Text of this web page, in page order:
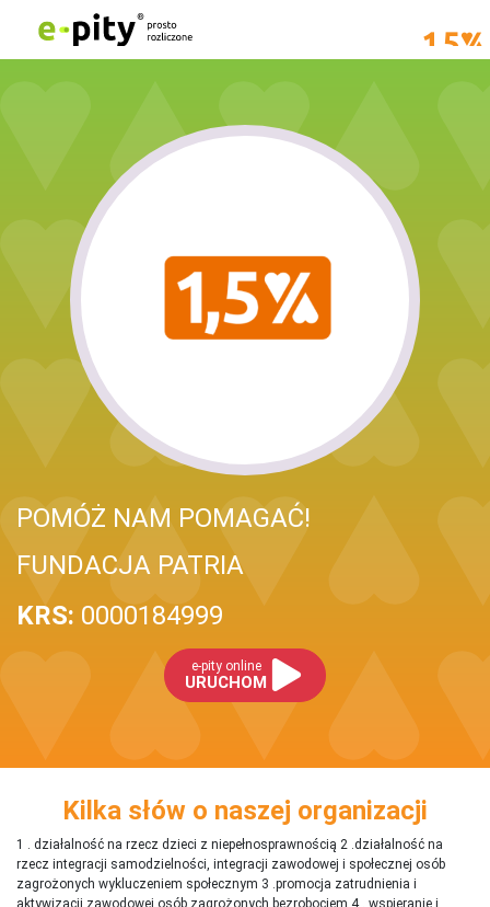
POMÓŻ NAM POMAGAĆ!
FUNDACJA PATRIA
KRS: 0000184999
e-pity online
URUCHOM
Kilka słów o naszej organizacji
1 . działalność na rzecz dzieci z niepełnosprawnością 2 .działalność na
rzecz integracji samodzielności, integracji zawodowej i społecznej osób
zagrożonych wykluczeniem społecznym 3 .promocja zatrudnienia i
aktywizacji zawodowej osób zagrożonych bezrobociem 4 . wspieranie i